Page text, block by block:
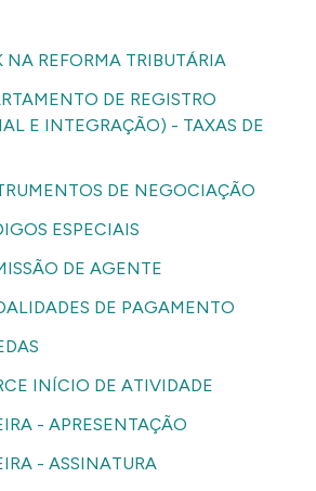
NA REFORMA TRIBUTÁRIA
DE REGISTRO
E INTEGRAÇÃO) - TAXAS DE
DE NEGOCIAÇÃO
ESPECIAIS
DE AGENTE
DE PAGAMENTO
INÍCIO DE ATIVIDADE
- APRESENTAÇÃO
- ASSINATURA